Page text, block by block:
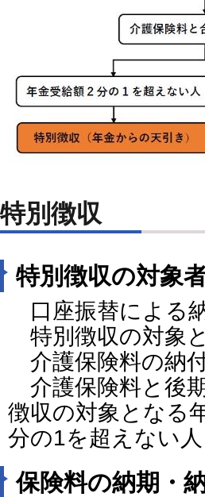
特別徴収
特別徴収の対象
口座振替による
特別徴収の対象
介護保険料の納
介護保険料と後
徴収の対象となる
分の1を超えない人
保険料の納期・